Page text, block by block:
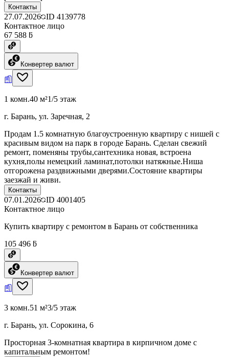
Контакты
27.07.2026 ID 4139778
Контактное лицо
67 588 ƃ
Конвертер валют
1 комн.40 м²1/5 этаж
г. Барань, ул. Заречная, 2
Продам 1.5 комнатную благоустроенную квартиру с нишей с
красивым видом на парк в городе Барань. Сделан свежий
ремонт, поменяны трубы,сантехника новая, встроена
кухня,полы немецкий ламинат,потолки натяжные.Ниша
отгорожена раздвижными дверями.Состояние квартиры
заезжай и живи.
Контакты
07.01.2026 ID 4001405
Контактное лицо
Купить квартиру с ремонтом в Барань от собственника
105 496 ƃ
Конвертер валют
3 комн.51 м²3/5 этаж
г. Барань, ул. Сорокина, 6
Просторная 3-комнатная квартира в кирпичном доме с
капитальным ремонтом!